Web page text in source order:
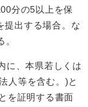
分の5以上を保
提出する場合。な
に、本県若しくは
人等を含む。)と
を証明する書面